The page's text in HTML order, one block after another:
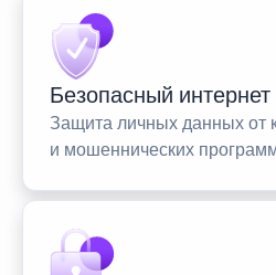
Безопасный интернет
Защита личных данных от
и мошеннических